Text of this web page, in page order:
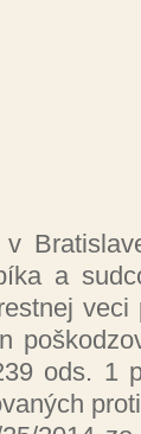
a
ods. 1